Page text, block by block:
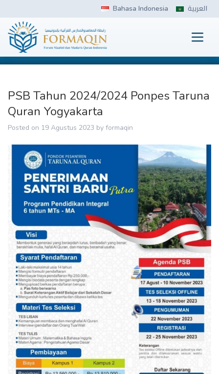
content
Bahasa Indonesia العربية
FORMAQIN
PSB Tahun 2024/2024 Ponpes Taruna
Quran Yogyakarta
Posted on 19 Agustus 2023 by formaqin